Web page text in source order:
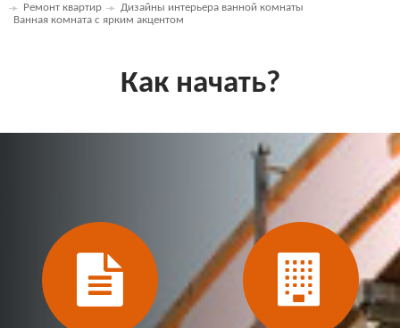
Ремонт квартир
Дизайны интерьера ванной комнаты
Ванная комната с ярким акцентом
Как начать?